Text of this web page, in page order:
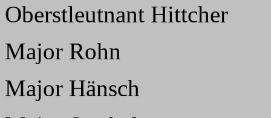
Oberstleutnant Hittcher
Major Rohn
Major Hänsch